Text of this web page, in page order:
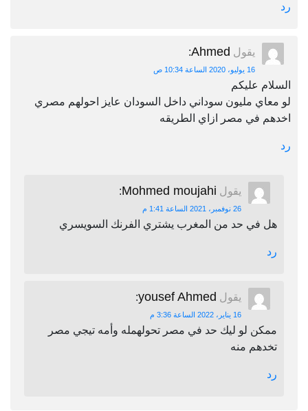
رد
يقول Ahmed
:
16 يوليو، 2020 الساعة 10:34 ص
السلام عليكم
لو معاي مليون سوداني داخل السودان عايز احولهم مصري
اخدهم في مصر ازاي الطريقه
رد
يقول Mohmed moujahi
:
26 نوفمبر، 2021 الساعة 1:41 م
هل في حد من المغرب يشتري الفرنك السويسري
رد
يقول yousef Ahmed
:
16 يناير، 2022 الساعة 3:36 م
ممكن لو ليك حد في مصر تحولهمله وأمه تيجي مصر
تخدهم منه
رد